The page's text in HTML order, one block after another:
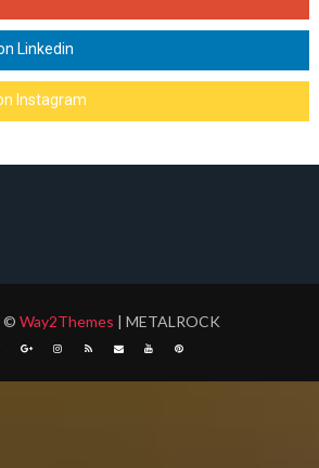
© Way2Themes | METALROCK